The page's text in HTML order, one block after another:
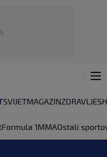
SVIJETMAGAZINZDRAVLJE
Formula 1MMAOstali